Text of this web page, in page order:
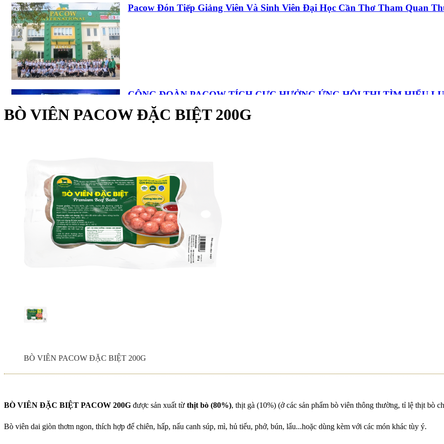
NHÚNG LẨU, MẺ, TÁI CHANH NGON HƠN, DỄ DÀNG HƠN VỚI
THỊT BÒ TÁI PACOW
CAO MỚI
Pacow Đón Tiếp Giảng Viên Và Sinh Viên Đại Học Cần Thơ Tham Quan
CÔNG ĐOÀN PACOW TÍCH CỰC HƯỞNG ỨNG HỘI THI TÌM HIỂU
ĐOÀN VÀ AN TOÀN...
Các " Sếp Nhí " Rộn Ràng Đón Tết Thiếu Nhi Tại Pacow 2026
Chính sách phí giao hàng Pacow | Áp dụng cửa hàng 369-371 Hùng Vương
BÒ VIÊN PACOW ĐẶC BIỆT 200G
BÒ VIÊN PACOW ĐẶC BIỆT 200G
BÒ VIÊN ĐẶC BIỆT PACOW 200G được sản xuất từ thịt bò (80%), thịt gà (10%) (ở các sản phẩm bò viên thông thường, tỉ lệ thịt bò
Bò viên dai giòn thơm ngon, thích hợp để chiên, hấp, nấu canh súp, mì, hủ tiếu, phở, bún, lẩu...hoặc dùng kèm với các món khác tùy ý.